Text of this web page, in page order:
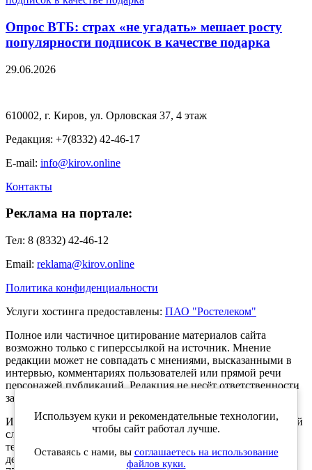
Опрос ВТБ: страх «не угадать» мешает росту
популярности подписок в качестве подарка
29.06.2026
610002, г. Киров, ул. Орловская 37, 4 этаж
Редакция: +7(8332) 42-46-17
E-mail: info@kirov.online
Контакты
Реклама на портале:
Тел: 8 (8332) 42-46-12
Email: reklama@kirov.online
Политика конфиденциальности
Услуги хостинга предоставлены: ПАО "Ростелеком"
Полное или частичное цитирование материалов сайта
возможно только с гиперссылкой на источник. Мнение
редакции может не совпадать с мнениями, высказанными в
интервью, комментариях пользователей или прямой речи
персонажей публикаций. Редакция не несёт ответственности
за текст комментариев читателей.
Интернет-портал Kirov.online зарегистрирован в Федеральной
службе по надзору в сфере связи, информационных
технологий и массовых коммуникаций (Роскомнадзор) 5
декабря 2019 года. Регистрационный номер ЭЛ № ФС 77 -
Используем куки и рекомендательные технологии,
чтобы сайт работал лучше.
Оставаясь с нами, вы соглашаетесь на использование
файлов куки.